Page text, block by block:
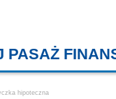
PASAŻ
hipoteczna